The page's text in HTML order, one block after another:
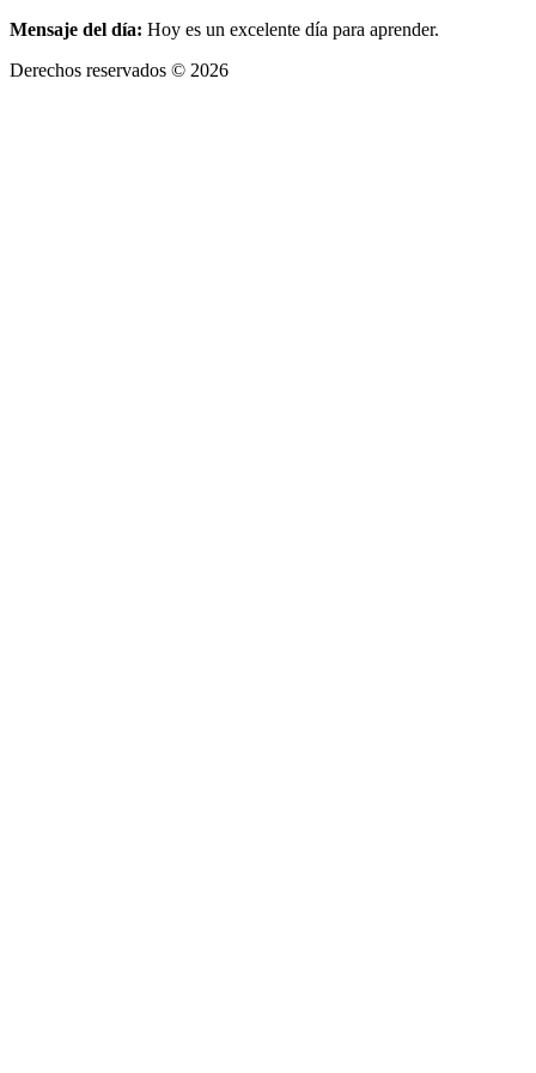
Mensaje del día: Hoy es un excelente día para aprender.
Derechos reservados © 2026